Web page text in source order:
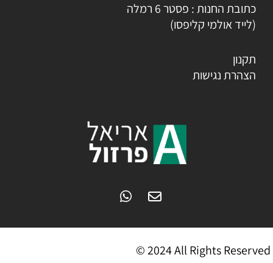
כתובת החנות : פסטר 6 רמלה
(לייד אולמי קליפסו)
תקנון
הצהרת נגישות
© 2024 All Rights Reserved